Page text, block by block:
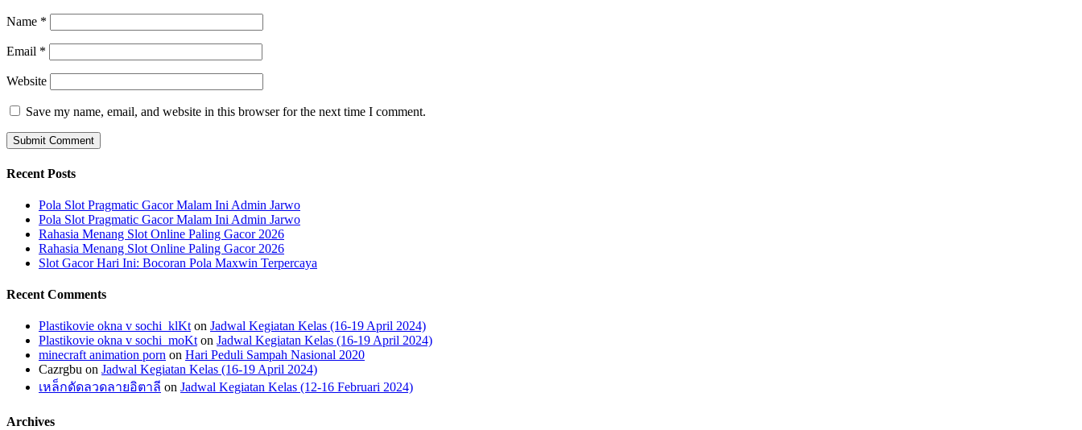
Name *
Email *
Website
Save my name, email, and website in this browser for the next time I comment.
Recent Posts
Pola Slot Pragmatic Gacor Malam Ini Admin Jarwo
Pola Slot Pragmatic Gacor Malam Ini Admin Jarwo
Rahasia Menang Slot Online Paling Gacor 2026
Rahasia Menang Slot Online Paling Gacor 2026
Slot Gacor Hari Ini: Bocoran Pola Maxwin Terpercaya
Recent Comments
Plastikovie okna v sochi_klKt on Jadwal Kegiatan Kelas (16-19 April 2024)
Plastikovie okna v sochi_moKt on Jadwal Kegiatan Kelas (16-19 April 2024)
minecraft animation porn on Hari Peduli Sampah Nasional 2020
Cazrgbu on Jadwal Kegiatan Kelas (16-19 April 2024)
เหล็กดัดลวดลายอิตาลี on Jadwal Kegiatan Kelas (12-16 Februari 2024)
Archives